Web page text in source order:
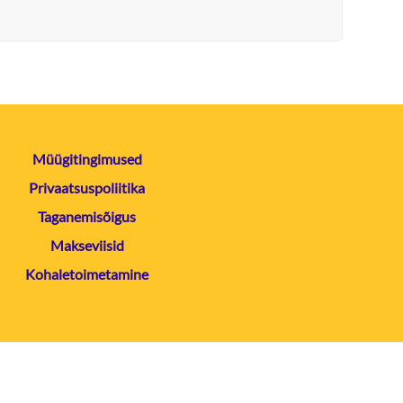
Müügitingimused
Privaatsuspoliitika
Taganemisõigus
Makseviisid
Kohaletoimetamine